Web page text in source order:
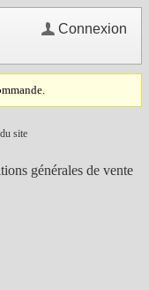
Connexion
site
générales de vente